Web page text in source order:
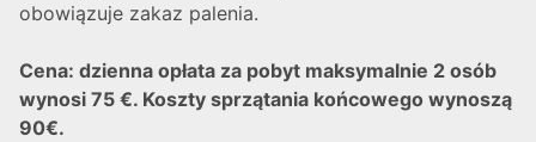
obowiązuje zakaz palenia.
Cena: dzienna opłata za pobyt maksymalnie 2 osób
wynosi 75 €. Koszty sprzątania końcowego wynoszą
90€.